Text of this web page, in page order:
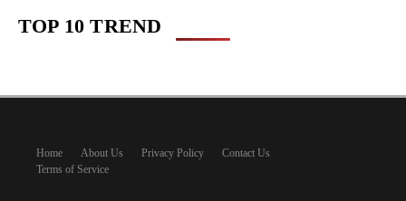
TOP 10 TREND
Home About Us Privacy Policy
Contact Us
Terms of Service